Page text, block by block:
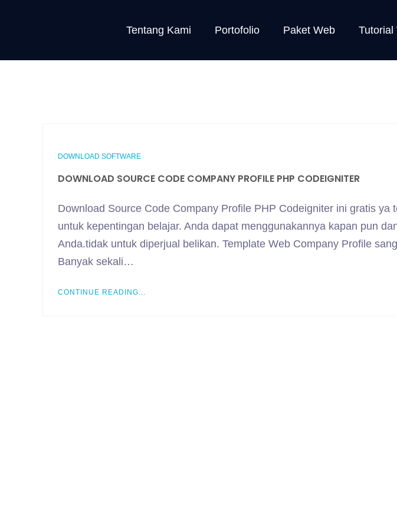
Tentang Kami Portofolio Paket Web Tutorial
DOWNLOAD SOFTWARE
DOWNLOAD SOURCE CODE COMPANY PROFILE PHP CODEIGNITER
Download Source Code Company Profile PHP Codeigniter ini gratis ya
untuk kepentingan belajar. Anda dapat menggunakannya kapan pun
Anda.tidak untuk diperjual belikan. Template Web Company Profile
Banyak sekali…
CONTINUE READING...